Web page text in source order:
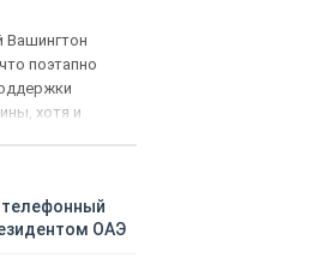
Вашингтон
поэтапно
хотя и
оружие.
скидывает на
телефонный
ОАЭ